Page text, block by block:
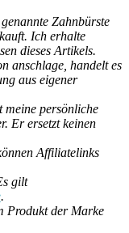
Zahnbürste
Ich erhalte
dieses Artikels.
anschlage, handelt es
aus eigener
persönliche
Er ersetzt keinen
Affiliatelinks
gilt
.
Produkt der Marke